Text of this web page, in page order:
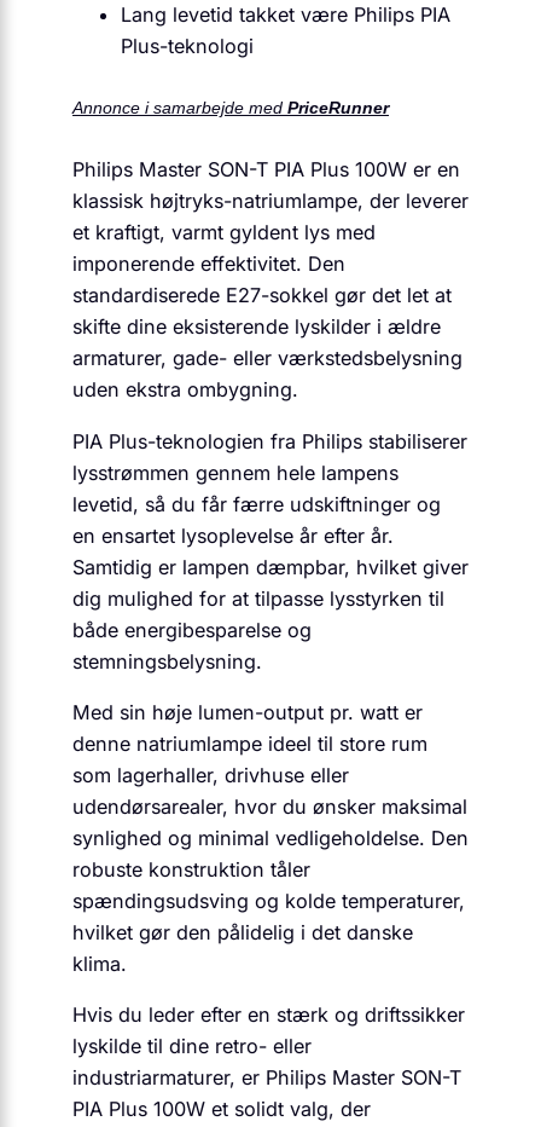
Lang levetid takket være Philips PIA
Plus-teknologi
Annonce i samarbejde med PriceRunner
Philips Master SON-T PIA Plus 100W er en
klassisk højtryks-natriumlampe, der leverer
et kraftigt, varmt gyldent lys med
imponerende effektivitet. Den
standardiserede E27-sokkel gør det let at
skifte dine eksisterende lyskilder i ældre
armaturer, gade- eller værkstedsbelysning
uden ekstra ombygning.
PIA Plus-teknologien fra Philips stabiliserer
lysstrømmen gennem hele lampens
levetid, så du får færre udskiftninger og
en ensartet lysoplevelse år efter år.
Samtidig er lampen dæmpbar, hvilket giver
dig mulighed for at tilpasse lysstyrken til
både energibesparelse og
stemningsbelysning.
Med sin høje lumen-output pr. watt er
denne natriumlampe ideel til store rum
som lagerhaller, drivhuse eller
udendørsarealer, hvor du ønsker maksimal
synlighed og minimal vedligeholdelse. Den
robuste konstruktion tåler
spændingsudsving og kolde temperaturer,
hvilket gør den pålidelig i det danske
klima.
Hvis du leder efter en stærk og driftssikker
lyskilde til dine retro- eller
industriarmaturer, er Philips Master SON-T
PIA Plus 100W et solidt valg, der